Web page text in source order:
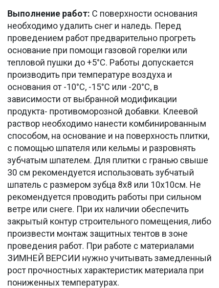
Выполнение работ: С поверхности основания
необходимо удалить снег и наледь. Перед
проведением работ предварительно прогреть
основание при помощи газовой горелки или
тепловой пушки до +5°С. Работы допускается
производить при температуре воздуха и
основания от -10°С, -15°С или -20°С, в
зависимости от выбранной модификации
продукта- противоморозной добавки. Клеевой
раствор необходимо нанести комбинированным
способом, на основание и на поверхность плитки,
с помощью шпателя или кельмы и разровнять
зубчатым шпателем. Для плитки с гранью свыше
30 см рекомендуется использовать зубчатый
шпатель с размером зубца 8х8 или 10х10см. Не
рекомендуется проводить работы при сильном
ветре или снеге. При их наличии обеспечить
закрытый контур строительного помещения, либо
произвести монтаж защитных тентов в зоне
проведения работ. При работе с материалами
ЗИМНЕЙ ВЕРСИИ нужно учитывать замедленный
рост прочностных характеристик материала при
пониженных температурах.